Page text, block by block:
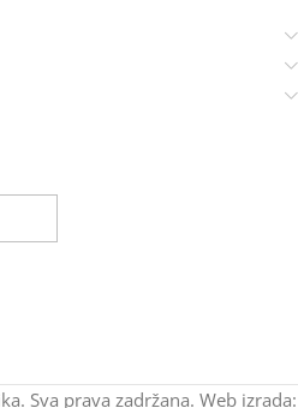
Sva prava zadržana. Web izrada: